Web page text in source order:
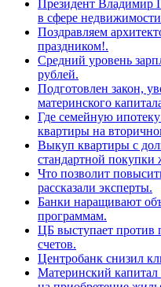
Президент Владимир
в сфере
Поздравляем
праздником!.
Средний уровень
рублей.
Подготовлен закон,
материнского
Где семейную
квартиры на
Выкуп квартиры с
стандартной покупки
Что позволит
рассказали эксперты.
Банки наращивают
программам.
ЦБ выступает против
счетов.
Центробанк снизил
Материнский капитал